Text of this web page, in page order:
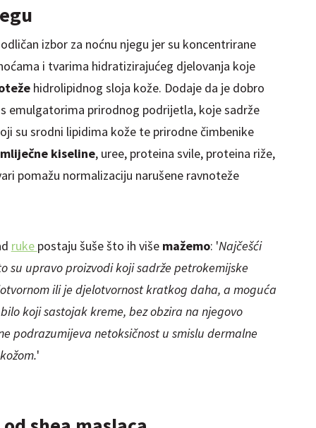
izbor za noćnu njegu jer su koncentrirane
i tvarima hidratizirajućeg djelovanja koje
hidrolipidnog sloja kože. Dodaje da je dobro
emulgatorima prirodnog podrijetla, koje sadrže
su srodni lipidima kože te prirodne čimbenike
mliječne kiseline, uree, proteina svile, proteina riže,
pomažu normalizaciju narušene ravnoteže
ruke postaju šuše što ih više mažemo: 'Najčešći
su upravo proizvodi koji sadrže petrokemijske
ili je djelotvornost kratkog daha, a moguća
koji sastojak kreme, bez obzira na njegovo
podrazumijeva netoksičnost u smislu dermalne
'